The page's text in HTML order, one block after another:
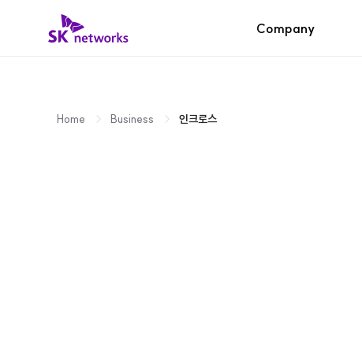
SK 네트웍스 로고 Company
Home Business 인크로스